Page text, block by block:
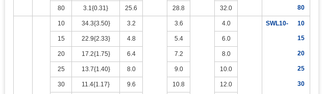
80 3.1{0.31} 25.6 28.8 32.0 80
10 34.3{3.50} 3.2 3.6 4.0 SWL10- 10
15 22.9{2.33} 4.8 5.4 6.0 15
20 17.2{1.75} 6.4 7.2 8.0 20
25 13.7{1.40} 8.0 9.0 10.0 25
30 11.4{1.17} 9.6 10.8 12.0 30